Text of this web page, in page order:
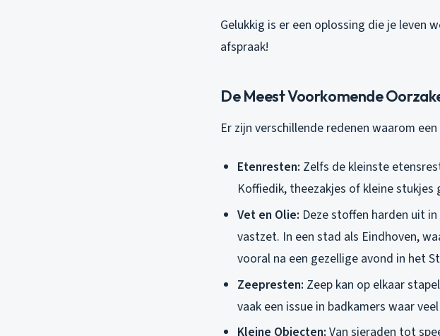
Gelukkig is er een oplossing die je leven
afspraak!
De Meest Voorkomende
Er zijn verschillende redenen waarom een
Etenresten: Zelfs de kleinste
Koffiedik, theezakjes of kleine
Vet en Olie: Deze stoffen harden uit
vastzet. In een stad als Eindhoven,
vooral na een gezellige avond in het
Zeepresten: Zeep kan op elkaar
vaak een issue in badkamers waar
Kleine Objecten: Van sieraden tot